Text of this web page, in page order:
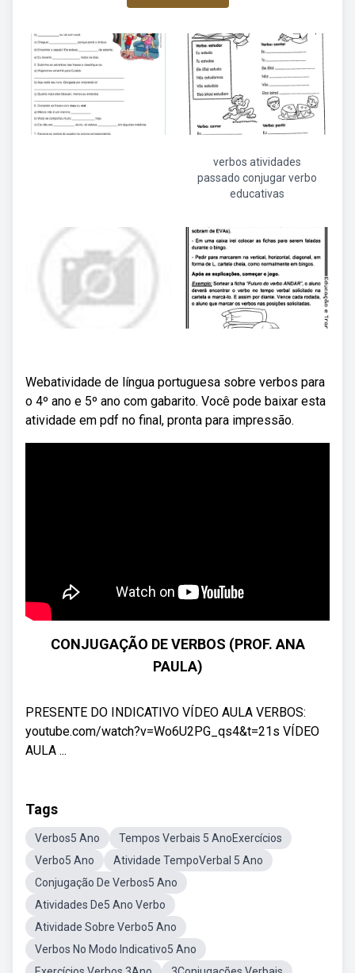
verbos atividades
passado conjugar verbo
educativas
Webatividade de língua portuguesa sobre verbos para
o 4º ano e 5º ano com gabarito. Você pode baixar esta
atividade em pdf no final, pronta para impressão.
CONJUGAÇÃO DE VERBOS (PROF. ANA
PAULA)
PRESENTE DO INDICATIVO VÍDEO AULA VERBOS:
youtube.com/watch?v=Wo6U2PG_qs4&t=21s VÍDEO
AULA ...
Tags
Verbos5 Ano
Tempos Verbais 5 AnoExercícios
Verbo5 Ano
Atividade TempoVerbal 5 Ano
Conjugação De Verbos5 Ano
Atividades De5 Ano Verbo
Atividade Sobre Verbo5 Ano
Verbos No Modo Indicativo5 Ano